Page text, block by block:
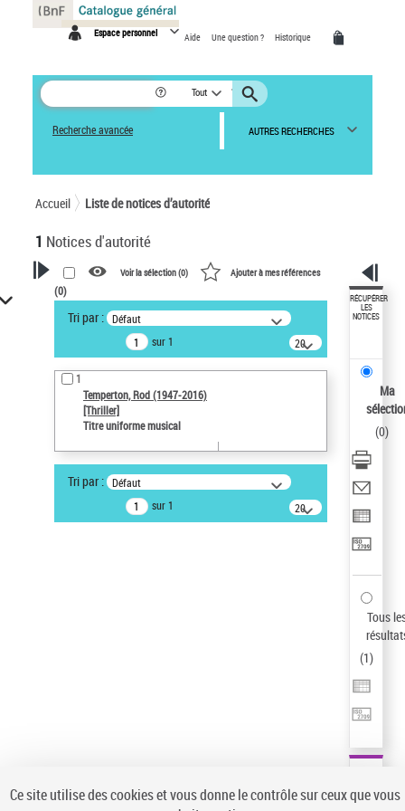
Espace personnel Aide Une question ? Historique
Tout
Recherche avancée AUTRES RECHERCHES
Accueil Liste de notices d’autorité
1 Notices d'autorité
VOTRE RECHERCHE
Recherche avancée dans les
notices d’autorité
Œuvres liées à l'auteur :
Temperton, Rod (1947-2016)
Type de notice d'autorité
Voir la sélection (0) Ajouter à mes références
(0)
Tri par : Défaut
sur 1
20
résultats/page
1
Temperton, Rod (1947-2016)
[Thriller]
Titre uniforme musical
Tri par : Défaut
sur 1
20
résultats/page
RÉCUPÉRER
LES
NOTICES
Ma
(0)
Tous
(1)
Panneau de gestion des cookies
Ce site utilise des cookies et vous donne le contrôle sur ceux que vous